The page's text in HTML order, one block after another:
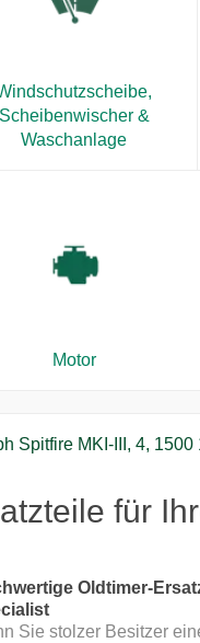
Scheibenwischer &
Waschanlage
Motor
Spitfire MKI-III, 4,
für
Oldtimer-
Sie stolzer Besitzer